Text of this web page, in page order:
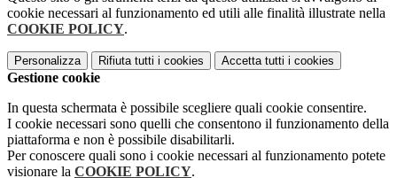
cookie necessari al funzionamento ed utili alle finalità illustrate nella
COOKIE POLICY.
Personalizza Rifiuta tutti i cookies Accetta tutti i cookies
Gestione cookie
In questa schermata è possibile scegliere quali cookie consentire.
I cookie necessari sono quelli che consentono il funzionamento della
piattaforma e non è possibile disabilitarli.
Per conoscere quali sono i cookie necessari al funzionamento potete
visionare la COOKIE POLICY.